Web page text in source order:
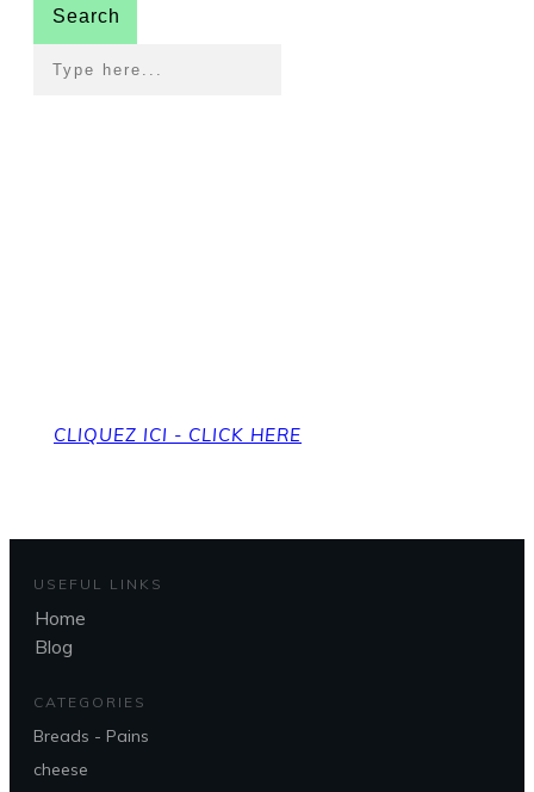
Search
CLIQUEZ ICI - CLICK HERE
USEFUL LINKS
Home
Blog
CATEGORIES
Breads - Pains
cheese